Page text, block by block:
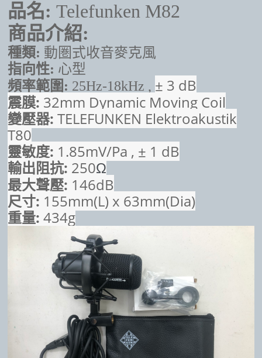
品名: Telefunken M82
商品介紹:
種類: 動圏式收音麥克風
指向性: 心型
頻率範圍: 25Hz-18kHz , ± 3 dB
震膜: 32mm Dynamic Moving Coil
變壓器: TELEFUNKEN Elektroakustik
T80
靈敏度: 1.85mV/Pa , ± 1 dB
輸出阻抗: 250Ω
最大聲壓: 146dB
尺寸: 155mm(L) x 63mm(Dia)
重量: 434g